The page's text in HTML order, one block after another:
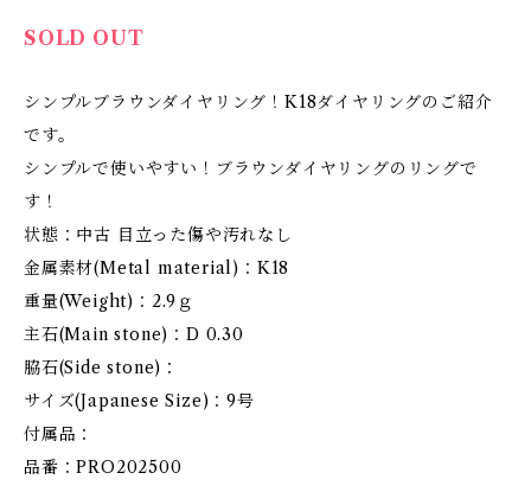
SOLD OUT
シンプルブラウンダイヤリング！K18ダイヤリングのご紹介
です。
シンプルで使いやすい！ブラウンダイヤリングのリングで
す！
状態：中古 目立った傷や汚れなし
金属素材(Metal material)：K18
重量(Weight)：2.9ｇ
主石(Main stone)：D 0.30
脇石(Side stone)：
サイズ(Japanese Size)：9号
付属品：
品番：PRO202500